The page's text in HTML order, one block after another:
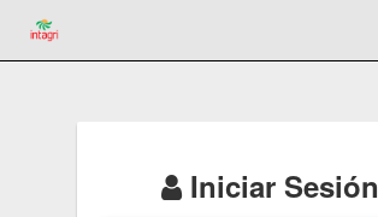
Iniciar Sesión